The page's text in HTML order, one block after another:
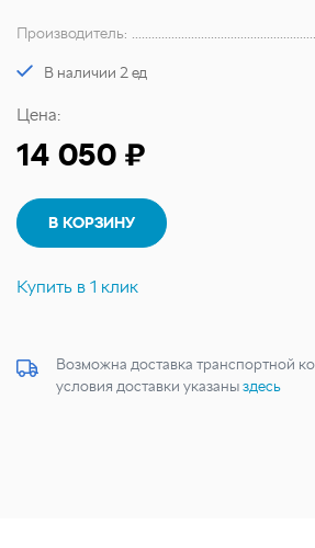
Производитель:
В наличии 2 ед
Цена:
14 050 ₽
В КОРЗИНУ
Купить в 1 клик
Возможна доставка транспортной
условия доставки указаныздесь